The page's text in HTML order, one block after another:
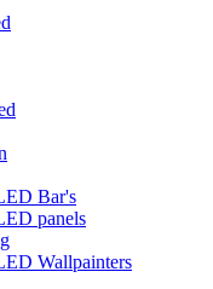
Bar's
panels
Wallpainters